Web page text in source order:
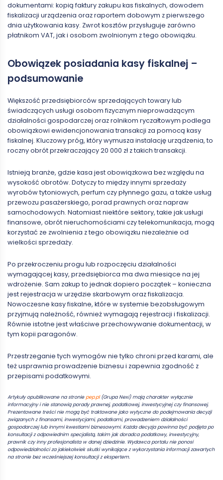
dokumentami: kopią faktury zakupu kas fiskalnych, dowodem
fiskalizacji urządzenia oraz raportem dobowym z pierwszego
dnia użytkowania kasy. Zwrot kosztów przysługuje zarówno
płatnikom VAT, jak i osobom zwolnionym z tego obowiązku.
Obowiązek posiadania kasy fiskalnej –
podsumowanie
Większość przedsiębiorców sprzedających towary lub
świadczących usługi osobom fizycznym nieprowadzącym
działalności gospodarczej oraz rolnikom ryczałtowym podlega
obowiązkowi ewidencjonowania transakcji za pomocą kasy
fiskalnej. Kluczowy próg, który wymusza instalację urządzenia, to
roczny obrót przekraczający 20 000 zł z takich transakcji.
Istnieją branże, gdzie kasa jest obowiązkowa bez względu na
wysokość obrotów. Dotyczy to między innymi sprzedaży
wyrobów tytoniowych, perfum czy płynnego gazu, a także usług
przewozu pasażerskiego, porad prawnych oraz napraw
samochodowych. Natomiast niektóre sektory, takie jak usługi
finansowe, obrót nieruchomościami czy telekomunikacja, mogą
korzystać ze zwolnienia z tego obowiązku niezależnie od
wielkości sprzedaży.
Po przekroczeniu progu lub rozpoczęciu działalności
wymagającej kasy, przedsiębiorca ma dwa miesiące na jej
wdrożenie. Sam zakup to jednak dopiero początek – konieczna
jest rejestracja w urzędzie skarbowym oraz fiskalizacja.
Nowoczesne kasy fiskalne, które w systemie bezobsługowym
przyjmują należność, również wymagają rejestracji i fiskalizacji.
Równie istotne jest właściwe przechowywanie dokumentacji, w
tym kopii paragonów.
Przestrzeganie tych wymogów nie tylko chroni przed karami, ale
też usprawnia prowadzenie biznesu i zapewnia zgodność z
przepisami podatkowymi.
Artykuły opublikowane na stroniepep.pl(Grupa Nexi) mają charakter wyłącznie
informacyjny i nie stanowią porady prawnej, podatkowej, inwestycyjnej czy finansowej.
Prezentowane treści nie mogą być traktowane jako wytyczne do podejmowania decyzji
związanych z finansami, inwestycjami, podatkami, prowadzeniem działalności
gospodarczej lub innymi kwestiami biznesowymi. Każda decyzja powinna być podjęta po
konsultacji z odpowiednim specjalistą, takim jak doradca podatkowy, inwestycyjny,
prawnik czy inny profesjonalista w danej dziedzinie. Wydawca portalu nie ponosi
odpowiedzialności za jakiekolwiek skutki wynikające z wykorzystania informacji zawartych
na stronie bez wcześniejszej konsultacji z ekspertem.